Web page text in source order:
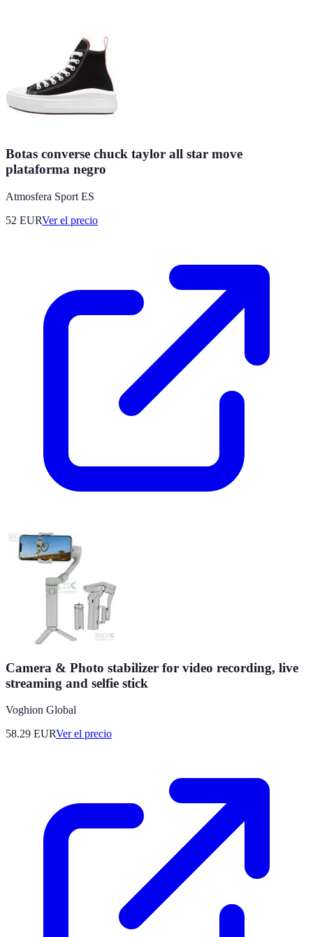
Botas converse chuck taylor all star move
plataforma negro
Atmosfera Sport ES
52 EURVer el precio
Camera & Photo stabilizer for video recording, live
streaming and selfie stick
Voghion Global
58.29 EURVer el precio